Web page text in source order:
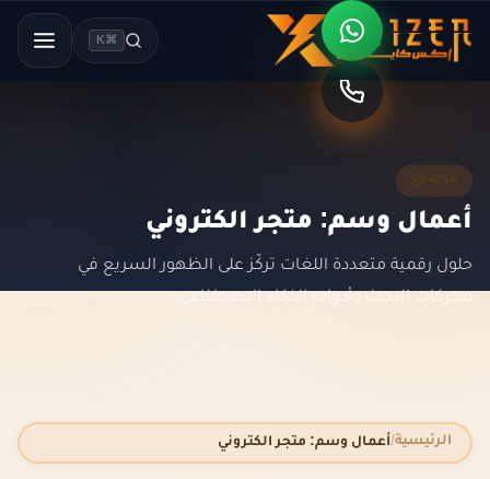
⌘K
أعمال وسم: متجر الكتروني
حلول رقمية متعددة اللغات تركّز على الظهور السريع في
محركات البحث وأدوات الذكاء الاصطناعي.
الرئيسية أعمال وسم: متجر الكتروني